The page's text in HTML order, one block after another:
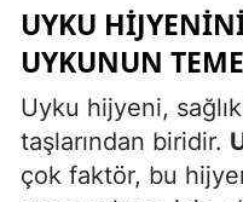
UYKU
UYKUNUN
Uyku hijyeni,
taşlarından biridir.
çok faktör, bu